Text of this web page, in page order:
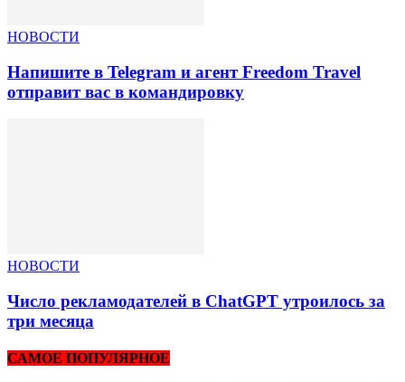
НОВОСТИ
Напишите в Telegram и агент Freedom Travel
отправит вас в командировку
НОВОСТИ
Число рекламодателей в ChatGPT утроилось за
три месяца
САМОЕ ПОПУЛЯРНОЕ